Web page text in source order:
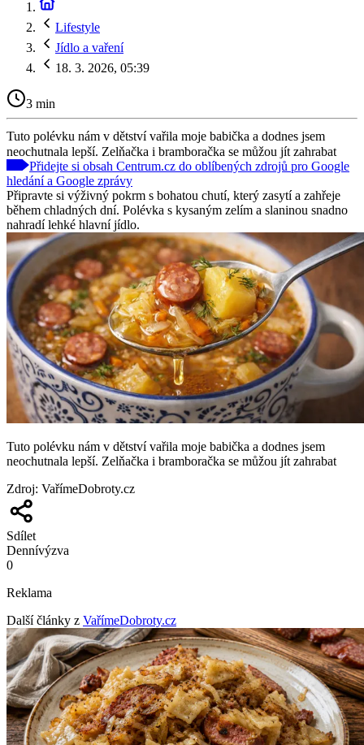
Lifestyle
Jídlo a vaření
18. 3. 2026, 05:39
3 min
Tuto polévku nám v dětství vařila moje babička a dodnes jsem
neochutnala lepší. Zelňačka i bramboračka se můžou jít zahrabat
Přidejte si obsah Centrum.cz do oblíbených zdrojů pro Google
hledání a Google zprávy
Připravte si výživný pokrm s bohatou chutí, který zasytí a zahřeje
během chladných dní. Polévka s kysaným zelím a slaninou snadno
nahradí lehké hlavní jídlo.
Tuto polévku nám v dětství vařila moje babička a dodnes jsem
neochutnala lepší. Zelňačka i bramboračka se můžou jít zahrabat
Zdroj: VařímeDobroty.cz
Sdílet
Dennívýzva
0
Reklama
Další články z VařímeDobroty.cz